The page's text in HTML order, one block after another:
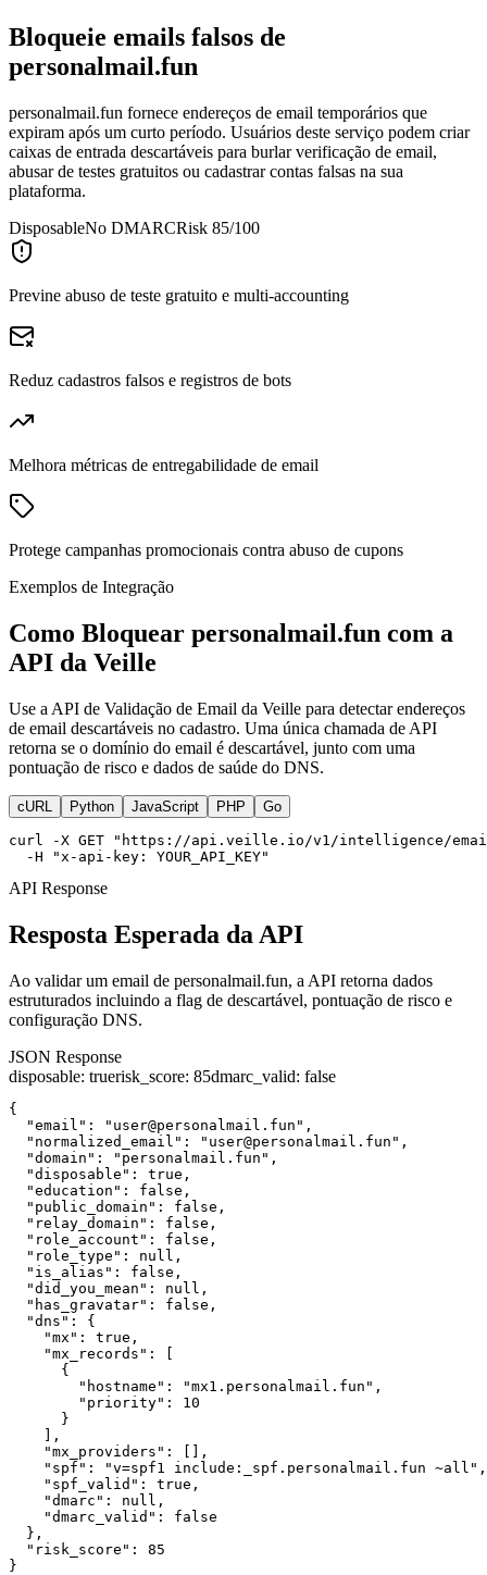
Bloqueie emails falsos de
personalmail.fun
personalmail.fun fornece endereços de email temporários que
expiram após um curto período. Usuários deste serviço podem criar
caixas de entrada descartáveis para burlar verificação de email,
abusar de testes gratuitos ou cadastrar contas falsas na sua
plataforma.
DisposableNo DMARCRisk 85/100
Previne abuso de teste gratuito e multi-accounting
Reduz cadastros falsos e registros de bots
Melhora métricas de entregabilidade de email
Protege campanhas promocionais contra abuso de cupons
Exemplos de Integração
Como Bloquear personalmail.fun com a
API da Veille
Use a API de Validação de Email da Veille para detectar endereços
de email descartáveis no cadastro. Uma única chamada de API
retorna se o domínio do email é descartável, junto com uma
pontuação de risco e dados de saúde do DNS.
cURL Python JavaScript PHP Go
curl -X GET "https://api.veille.io/v1/intelligence/
  -H "x-api-key: YOUR_API_KEY"
API Response
Resposta Esperada da API
Ao validar um email de personalmail.fun, a API retorna dados
estruturados incluindo a flag de descartável, pontuação de risco e
configuração DNS.
JSON Response
disposable: truerisk_score: 85dmarc_valid: false
{
  "email": "user@personalmail.fun",
  "normalized_email": "user@personalmail.fun",
  "domain": "personalmail.fun",
  "disposable": true,
  "education": false,
  "public_domain": false,
  "relay_domain": false,
  "role_account": false,
  "role_type": null,
  "is_alias": false,
  "did_you_mean": null,
  "has_gravatar": false,
  "dns": {
    "mx": true,
    "mx_records": [
      {
        "hostname": "mx1.personalmail.fun",
        "priority": 10
      }
    ],
    "mx_providers": [],
    "spf": "v=spf1 include:_spf.personalmail.fun ~all",
    "spf_valid": true,
    "dmarc": null,
    "dmarc_valid": false
  },
  "risk_score": 85
}